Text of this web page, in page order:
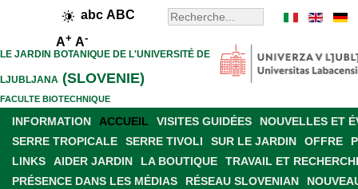
abc ABC
A+ A-
LE JARDIN BOTANIQUE DE L'UNIVERSITÉ DE
LJUBLJANA (SLOVENIE)
FACULTE BIOTECHNIQUE
INFORMATION ACCUEIL VISITES GUIDÉES
NOUVELLES ET
SERRE TROPICALE
SERRE TIVOLI SUR LE JARDIN OFFRE
LINKS
AIDER JARDIN LA BOUTIQUE
TRAVAIL ET
PRÉSENCE DANS LES MÉDIAS
RÉSEAU SLOVENIAN